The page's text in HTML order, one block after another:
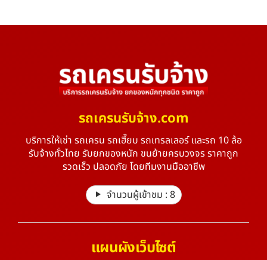
รถเครนรับจ้าง.com
บริการให้เช่า รถเครน รถเฮี๊ยบ รถเทรลเลอร์ และรถ 10 ล้อ
รับจ้างทั่วไทย รับยกของหนัก ขนย้ายครบวงจร ราคาถูก
รวดเร็ว ปลอดภัย โดยทีมงานมืออาชีพ
จำนวนผู้เข้าชม : 8
แผนผังเว็บไซต์